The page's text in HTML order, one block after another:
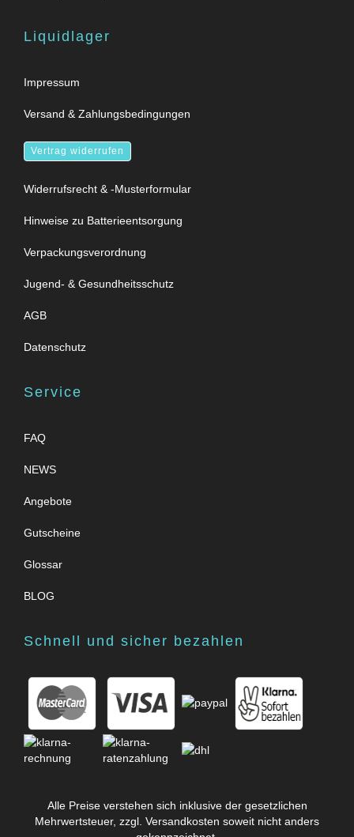
Liquidlager
Impressum
Versand & Zahlungsbedingungen
Vertrag widerrufen
Widerrufsrecht & -Musterformular
Hinweise zu Batterieentsorgung
Verpackungsverordnung
Jugend- & Gesundheitsschutz
AGB
Datenschutz
Service
FAQ
NEWS
Angebote
Gutscheine
Glossar
BLOG
Schnell und sicher bezahlen
Alle Preise verstehen sich inklusive der gesetzlichen
Mehrwertsteuer, zzgl. Versandkosten soweit nicht anders